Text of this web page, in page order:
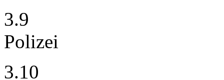
3.9
Polizei
3.10